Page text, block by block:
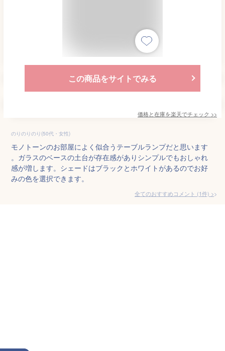
この商品をサイトでみる
価格と在庫を楽天でチェック >>
のりのりのり(50代・女性)
モノトーンのお部屋によく似合うテーブルランプだと思います
。ガラスのベースの土台が存在感がありシンプルでもおしゃれ
感が増します。シェードはブラックとホワイトがあるのでお好
みの色を選択できます。
全てのおすすめコメント (1件) >